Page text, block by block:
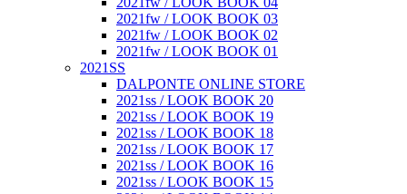
2021fw / LOOK BOOK 03
2021fw / LOOK BOOK 02
2021fw / LOOK BOOK 01
2021SS
DALPONTE ONLINE STORE
2021ss / LOOK BOOK 20
2021ss / LOOK BOOK 19
2021ss / LOOK BOOK 18
2021ss / LOOK BOOK 17
2021ss / LOOK BOOK 16
2021ss / LOOK BOOK 15